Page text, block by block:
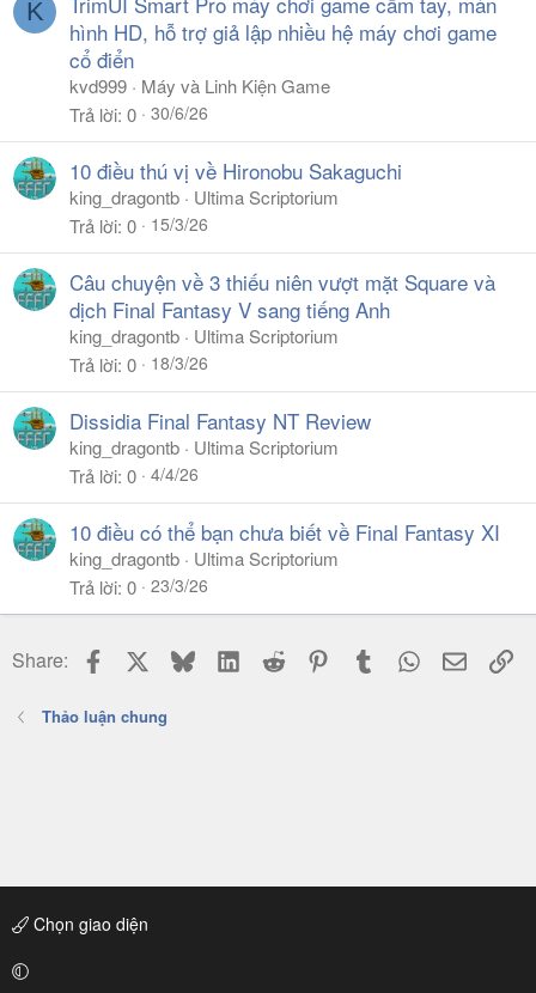
K
hình HD, hỗ trợ giả lập nhiều hệ máy chơi game
cổ điển
kvd999
Máy và Linh Kiện Game
Trả lời 0 30/6/26
10 điều thú vị về Hironobu Sakaguchi
king_dragontb
Ultima Scriptorium
Trả lời 0 15/3/26
Câu chuyện về 3 thiếu niên vượt mặt Square và
dịch Final Fantasy V sang tiếng Anh
king_dragontb
Ultima Scriptorium
Trả lời 0 18/3/26
Dissidia Final Fantasy NT Review
king_dragontb
Ultima Scriptorium
Trả lời 0 4/4/26
10 điều có thể bạn chưa biết về Final Fantasy XI
king_dragontb
Ultima Scriptorium
Trả lời 0 23/3/26
Share: Facebook BlueskyLinkedIn
Reddit PinterestTumblr WhatsApp
Email
Thảo luận chung
Chọn giao diện